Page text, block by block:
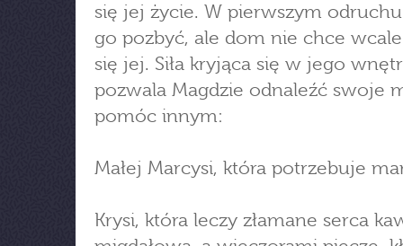
się jej życie. W pierwszym
go pozbyć, ale dom nie chce
się jej. Siła kryjąca się w jego
pozwala Magdzie odnaleźć swoje
pomóc innym:
Małej Marcysi, która potrzebuje
Krysi, która leczy złamane serca